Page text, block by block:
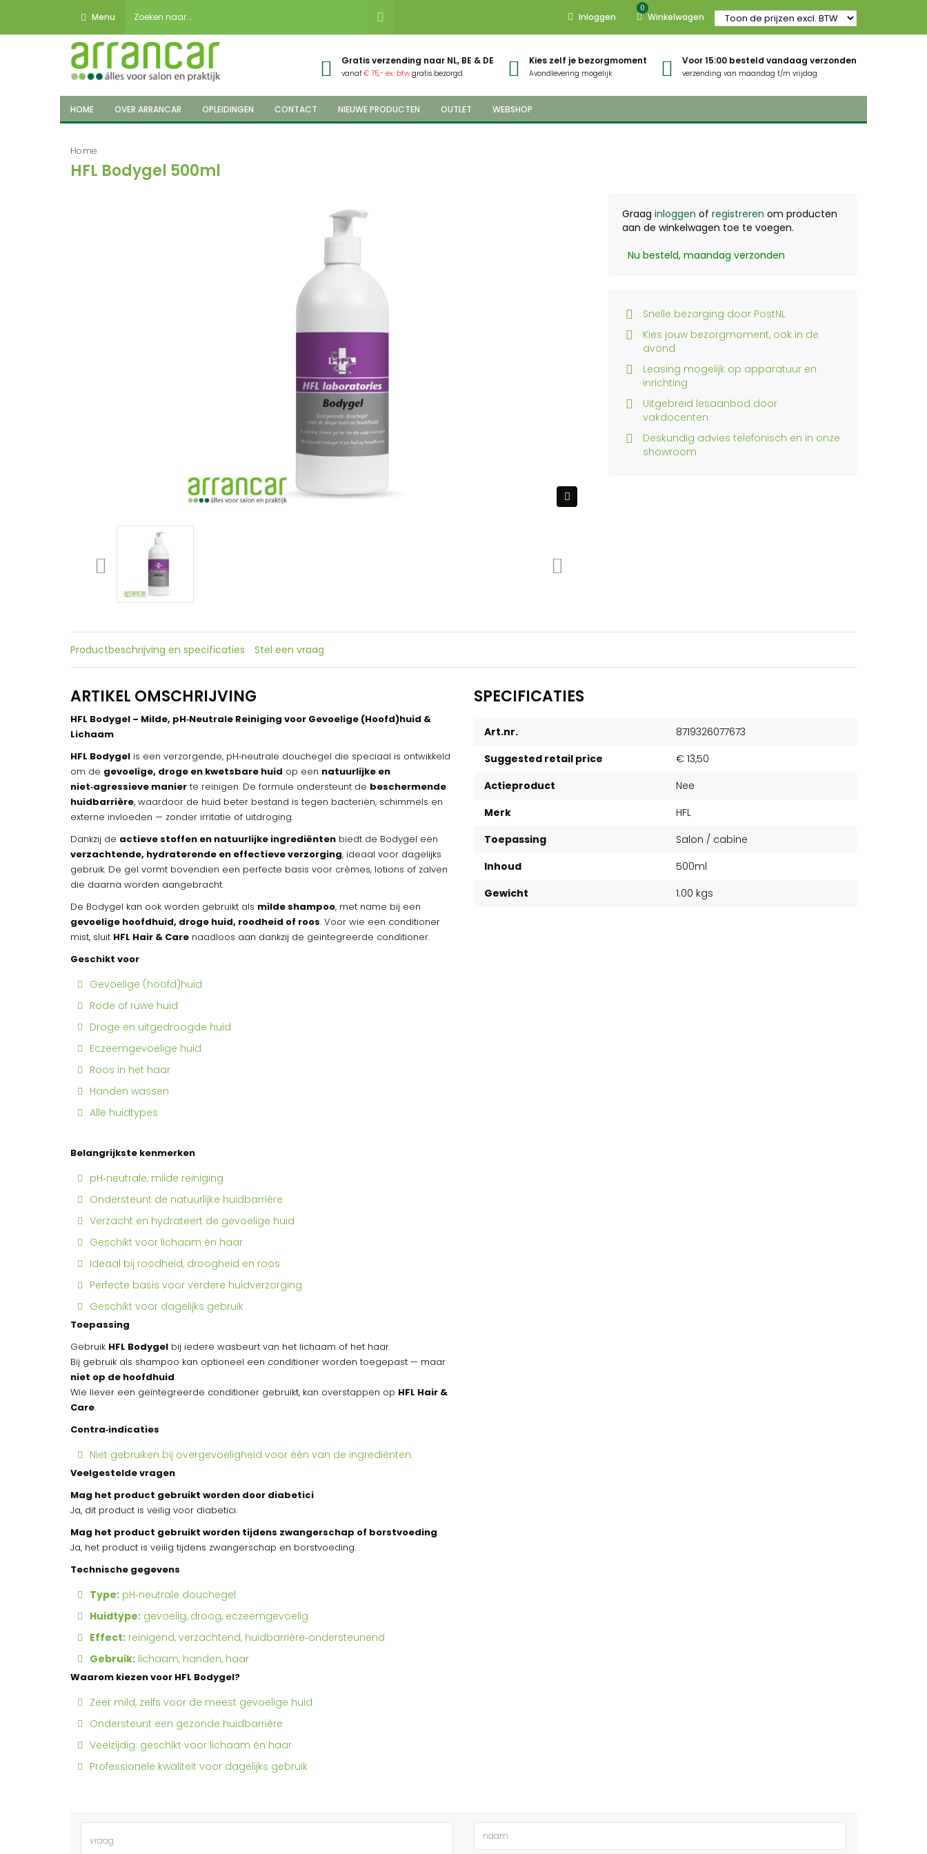
Menu Inloggen
0
Winkelwagen
Gratis verzending naar NL, BE & DE
vanaf€ 75,- ex. btw gratis bezorgd
Kies zelf je bezorgmoment
Avondlevering mogelijk
Voor 15:00 besteld vandaag verzonden
verzending van maandag t/m vrijdag
HOME OVER ARRANCAR OPLEIDINGEN CONTACT NIEUWE PRODUCTEN OUTLET WEBSHOP
Home
HFL Bodygel 500ml
Graag inloggen of registreren om producten
aan de winkelwagen toe te voegen.
Nu besteld, maandag verzonden
Snelle bezorging door PostNL
Kies jouw bezorgmoment, ook in de
avond
Leasing mogelijk op apparatuur en
inrichting
Uitgebreid lesaanbod door
vakdocenten
Deskundig advies telefonisch en in onze
showroom
Productbeschrijving en specificaties Stel een vraag
ARTIKEL OMSCHRIJVING
HFL Bodygel – Milde, pH‑Neutrale Reiniging voor Gevoelige (Hoofd)huid &
Lichaam
HFL Bodygel is een verzorgende, pH‑neutrale douchegel die speciaal is ontwikkeld
om de gevoelige, droge en kwetsbare huid op een natuurlijke en
niet‑agressieve manier te reinigen. De formule ondersteunt de beschermende
huidbarrière, waardoor de huid beter bestand is tegen bacteriën, schimmels en
externe invloeden — zonder irritatie of uitdroging.
Dankzij de actieve stoffen en natuurlijke ingrediënten biedt de Bodygel een
verzachtende, hydraterende en effectieve verzorging, ideaal voor dagelijks
gebruik. De gel vormt bovendien een perfecte basis voor crèmes, lotions of zalven
die daarna worden aangebracht.
De Bodygel kan ook worden gebruikt als milde shampoo, met name bij een
gevoelige hoofdhuid, droge huid, roodheid of roos. Voor wie een conditioner
mist, sluit HFL Hair & Care naadloos aan dankzij de geïntegreerde conditioner.
Geschikt voor
Gevoelige (hoofd)huid
Rode of ruwe huid
Droge en uitgedroogde huid
Eczeemgevoelige huid
Roos in het haar
Handen wassen
Alle huidtypes
Belangrijkste kenmerken
pH‑neutrale, milde reiniging
Ondersteunt de natuurlijke huidbarrière
Verzacht en hydrateert de gevoelige huid
Geschikt voor lichaam én haar
Ideaal bij roodheid, droogheid en roos
Perfecte basis voor verdere huidverzorging
Geschikt voor dagelijks gebruik
Toepassing
Gebruik HFL Bodygel bij iedere wasbeurt van het lichaam of het haar.
Bij gebruik als shampoo kan optioneel een conditioner worden toegepast — maar
niet op de hoofdhuid.
Wie liever een geïntegreerde conditioner gebruikt, kan overstappen op HFL Hair &
Care.
Contra‑indicaties
Niet gebruiken bij overgevoeligheid voor één van de ingrediënten.
Veelgestelde vragen
Mag het product gebruikt worden door diabetici
Ja, dit product is veilig voor diabetici.
Mag het product gebruikt worden tijdens zwangerschap of borstvoeding
Ja, het product is veilig tijdens zwangerschap en borstvoeding.
Technische gegevens
Type: pH‑neutrale douchegel
Huidtype: gevoelig, droog, eczeemgevoelig
Effect: reinigend, verzachtend, huidbarrière‑ondersteunend
Gebruik: lichaam, handen, haar
Waarom kiezen voor HFL Bodygel?
Zeer mild, zelfs voor de meest gevoelige huid
Ondersteunt een gezonde huidbarrière
Veelzijdig: geschikt voor lichaam én haar
Professionele kwaliteit voor dagelijks gebruik
SPECIFICATIES
Art.nr.
8719326077673
Suggested retail price
€ 13,50
Actieproduct
Nee
Merk
HFL
Toepassing
Salon / cabine
Inhoud
500ml
Gewicht
1.00 kgs